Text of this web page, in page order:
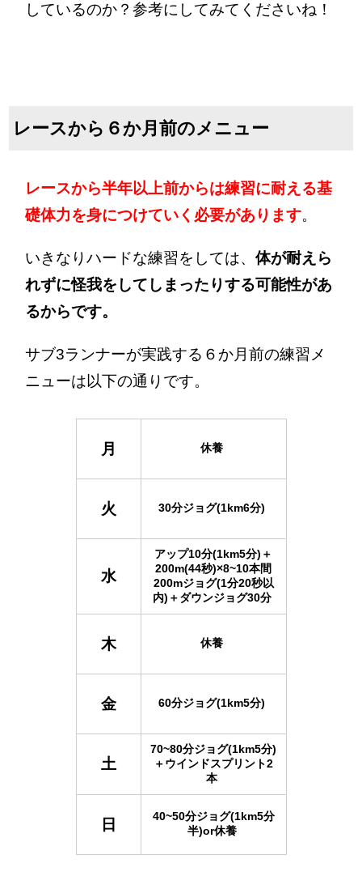
しているのか？参考にしてみてくださいね！
レースから６か月前のメニュー
レースから半年以上前からは練習に耐える基
礎体力を身につけていく必要があります。
いきなりハードな練習をしては、体が耐えら
れずに怪我をしてしまったりする可能性があ
るからです。
サブ3ランナーが実践する６か月前の練習メ
ニューは以下の通りです。
月 休養
火 30分ジョグ(1km6分)
水
アップ10分(1km5分)＋
200m(44秒)×8~10本間
200mジョグ(1分20秒以
内)＋ダウンジョグ30分
木 休養
金 60分ジョグ(1km5分)
土
70~80分ジョグ(1km5分)
＋ウインドスプリント2
本
日
40~50分ジョグ(1km5分
半)or休養